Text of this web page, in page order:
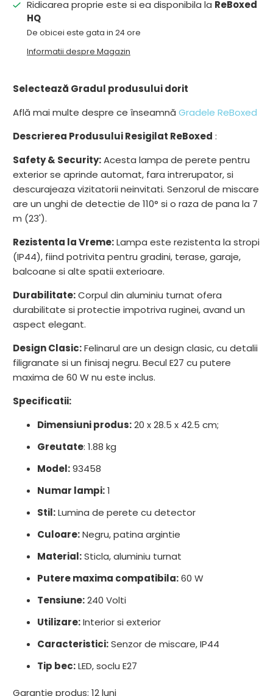
Ridicarea proprie este si ea disponibila la ReBoxed
HQ
De obicei este gata in 24 ore
Informatii despre Magazin
Selectează Gradul produsului dorit
Află mai multe despre ce înseamnăGradele ReBoxed
Descrierea Produsului Resigilat ReBoxed :
Safety & Security:Acesta lampa de perete pentru
exterior se aprinde automat, fara intrerupator, si
descurajeaza vizitatorii neinvitati. Senzorul de miscare
are un unghi de detectie de 110° si o raza de pana la 7
m (23').
Rezistenta la Vreme:Lampa este rezistenta la stropi
(IP44), fiind potrivita pentru gradini, terase, garaje,
balcoane si alte spatii exterioare.
Durabilitate:Corpul din aluminiu turnat ofera
durabilitate si protectie impotriva ruginei, avand un
aspect elegant.
Design Clasic:Felinarul are un design clasic, cu detalii
filigranate si un finisaj negru. Becul E27 cu putere
maxima de 60 W nu este inclus.
Specificatii:
Dimensiuni produs:20 x 28.5 x 42.5 cm;
Greutate: 1.88 kg
Model:93458
Numar lampi:1
Stil:Lumina de perete cu detector
Culoare:Negru, patina argintie
Material:Sticla, aluminiu turnat
Putere maxima compatibila:60 W
Tensiune:240 Volti
Utilizare:Interior si exterior
Caracteristici:Senzor de miscare, IP44
Tip bec:LED, soclu E27
Garantie produs: 12 luni